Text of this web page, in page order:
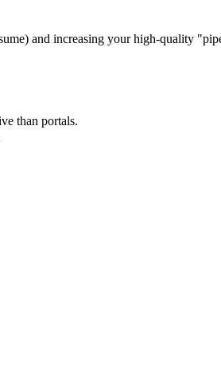
and increasing your high-quality
than portals.